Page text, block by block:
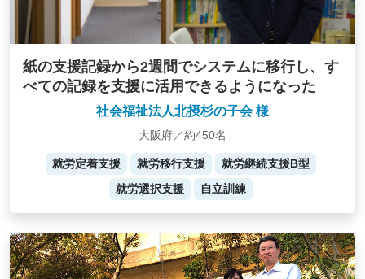
紙の支援記録から2週間でシステムに移行し、す
べての記録を支援に活用できるようになった
社会福祉法人北摂杉の子会 様
大阪府／約450名
就労定着支援 就労移行支援
就労継続支援B型
就労選択支援
自立訓練